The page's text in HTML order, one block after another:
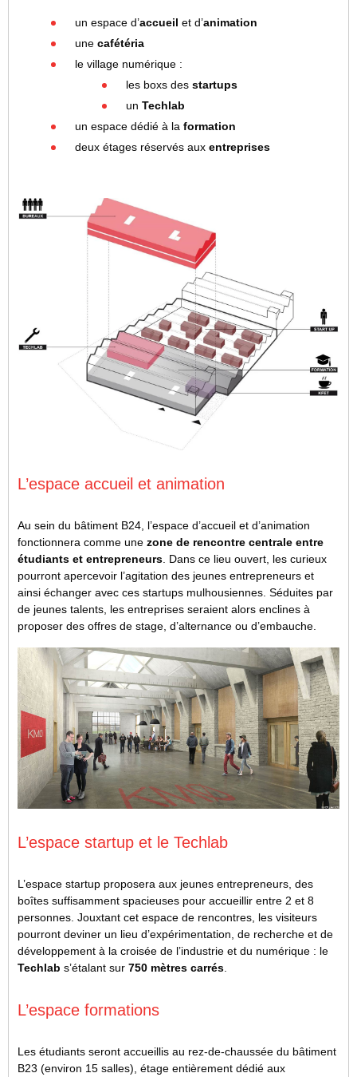
un espace d’accueil et d’animation
une cafétéria
le village numérique :
les boxs des startups
un Techlab
un espace dédié à la formation
deux étages réservés aux entreprises
L’espace accueil et animation
Au sein du bâtiment B24, l’espace d’accueil et d’animation
fonctionnera comme une zone de rencontre centrale entre
étudiants et entrepreneurs. Dans ce lieu ouvert, les curieux
pourront apercevoir l’agitation des jeunes entrepreneurs et
ainsi échanger avec ces startups mulhousiennes. Séduites par
de jeunes talents, les entreprises seraient alors enclines à
proposer des offres de stage, d’alternance ou d’embauche.
L’espace startup et le Techlab
L’espace startup proposera aux jeunes entrepreneurs, des
boîtes suffisamment spacieuses pour accueillir entre 2 et 8
personnes. Jouxtant cet espace de rencontres, les visiteurs
pourront deviner un lieu d’expérimentation, de recherche et de
développement à la croisée de l’industrie et du numérique : le
Techlab s’étalant sur 750 mètres carrés.
L’espace formations
Les étudiants seront accueillis au rez-de-chaussée du bâtiment
B23 (environ 15 salles), étage entièrement dédié aux